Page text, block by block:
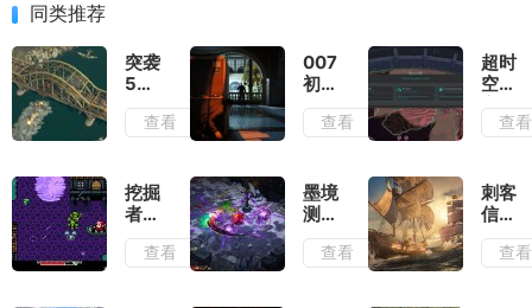
同类推荐
突袭
5测
评：
除了
优点
可言
查看
007
初露
锋芒
准则
就是
出其
不意
查看
超时
空地
牢测
评：
间穿
梭找
到合
适的
查看
挖掘
者米
娜测
评：
查看
墨境
测
评：
墨宝
查看
刺客
信条
黑旗
记忆
查看